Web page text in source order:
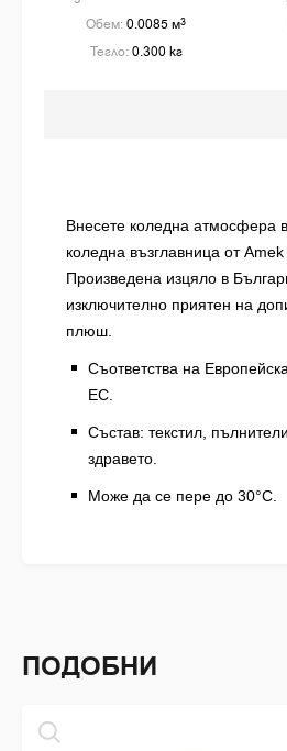
Обем: 0.0085 м3
Тегло: 0.300 кг
Внесете коледна атмосфера
коледна възглавница от Amek
Произведена изцяло в
изключително приятен на
плюш.
Съответства на
EC.
Състав: текстил,
здравето.
Може да се пере до 30°C.
ПОДОБНИ